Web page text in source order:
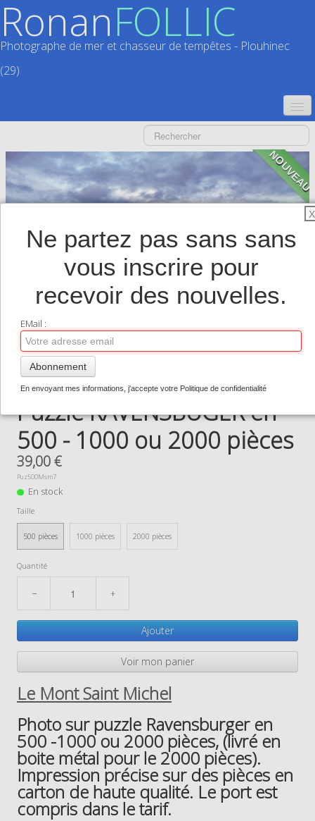
RonanFOLLIC
Photographe de mer et chasseur de tempêtes - Plouhinec
(29)
CATALOGUES
CALENDRIERS▼
LIVRES▼
TIRAGES SUPPORTS HAUT DE GAMME
CONTACT
0
NOUVEAU
Puzzle RAVENSBUGER en
500 - 1000 ou 2000 pièces
39,00 €
Puz500Msm7
En stock
Taille
500 pièces 1000 pièces 2000 pièces
Quantité
− +
Ajouter
Voir mon panier
Le Mont Saint Michel
Photo sur puzzle Ravensburger en
500 -1000 ou 2000 pièces, (livré en
boite métal pour le 2000 pièces).
Impression précise sur des pièces en
carton de haute qualité. Le port est
compris dans le tarif.
X
Ne partez pas sans sans
vous inscrire pour
recevoir des nouvelles.
EMail :
Abonnement
En envoyant mes informations, j'accepte votre Politique de confidentialité